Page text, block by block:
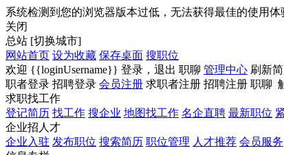
系统检测到您的浏览器版本过低，无法获得最佳的使用
关闭
总站 [切换城市]
网站首页 设为收藏 保存桌面 搜职位
欢迎 {{loginUsername}} 登录， 退出 职聊 管理中心 刷新
职者登录 招聘登录 会员注册 求职者注册 招聘注册 职聊
求职找工作
登记简历 找工作 搜企业 地图找工作 名企直聘 最新职位
企业招人才
企业入驻 发布职位 搜索简历 职位管理 人才推荐 会员服务